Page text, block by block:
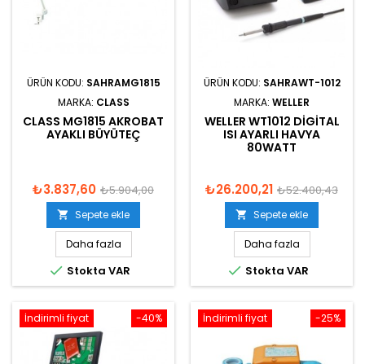
ÜRÜN KODU: SAHRAMG1815
MARKA: CLASS
CLASS MG1815 AKROBAT
AYAKLI BÜYÜTEÇ
₺3.837,60 ₺5.904,00
 Sepete ekle
Daha fazla
 Stokta VAR
ÜRÜN KODU: SAHRAWT-1012
MARKA: WELLER
WELLER WT1012 DIGITAL
ISI AYARLI HAVYA
80WATT
₺26.200,21 ₺52.400,43
 Sepete ekle
Daha fazla
 Stokta VAR
-40%
İndirimli fiyat -25%
İndirimli fiyat